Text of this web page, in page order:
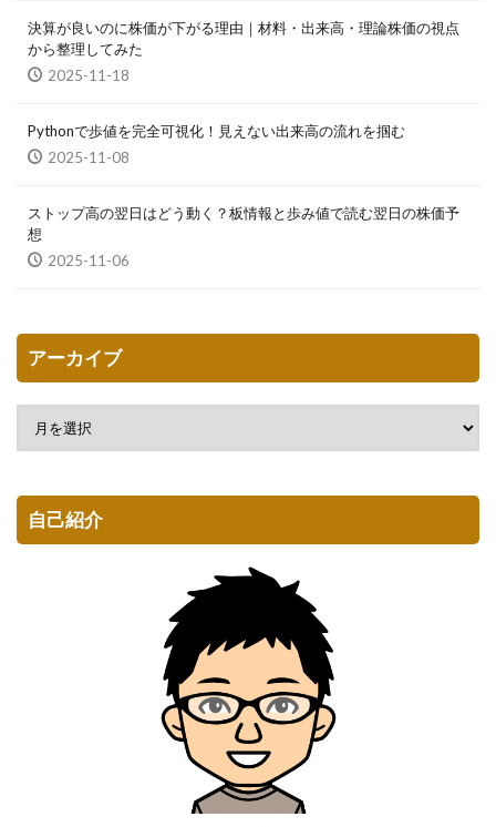
決算が良いのに株価が下がる理由｜材料・出来高・理論株価の視点
から整理してみた
2025-11-18
Pythonで歩値を完全可視化！見えない出来高の流れを掴む
2025-11-08
ストップ高の翌日はどう動く？板情報と歩み値で読む翌日の株価予
想
2025-11-06
アーカイブ
自己紹介